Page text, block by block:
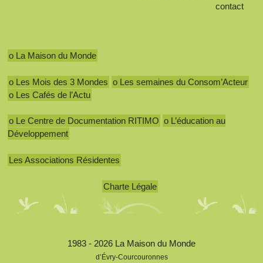
contact
o La Maison du Monde
o Les Mois des 3 Mondes o Les semaines du Consom’Acteur
o Les Cafés de l’Actu
o Le Centre de Documentation RITIMO o L’éducation au
Développement
Les Associations Résidentes
Charte Légale
1983 - 2026 La Maison du Monde
d’Évry-Courcouronnes